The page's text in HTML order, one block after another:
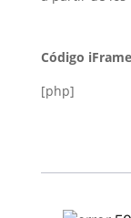
Código iFrame
[php]